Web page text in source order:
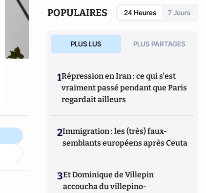
POPULAIRES 24 Heures 7 Jours
PLUS LUS PLUS PARTAGES
1Répression en Iran : ce qui s'est
vraiment passé pendant que Paris
regardait ailleurs
2Immigration : les (très) faux-
semblants européens après Ceuta
3Et Dominique de Villepin
accoucha du villepino-